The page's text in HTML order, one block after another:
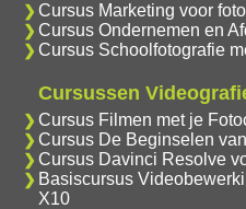
Cursus Marketing voor
Cursus Ondernemen en
Cursus Schoolfotografie
Cursussen
Cursus Filmen met je
Cursus De Beginselen
Cursus Davinci Resolve
Basiscursus
X10